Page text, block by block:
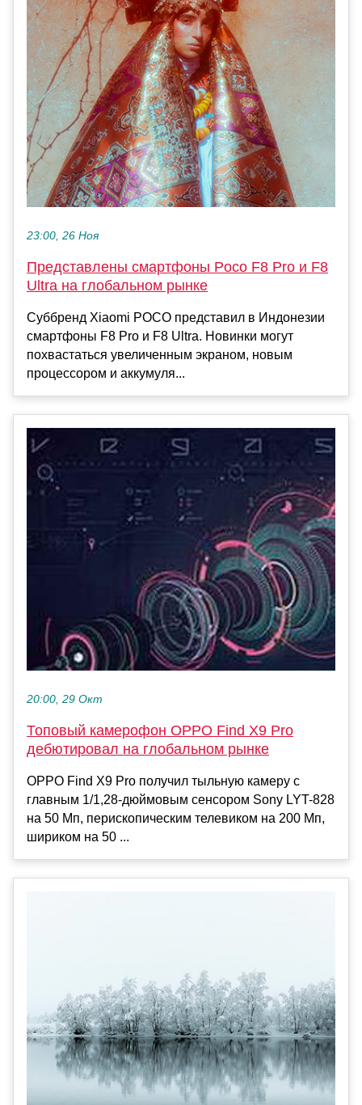
23:00, 26 Ноя
Представлены смартфоны Poco F8 Pro и F8
Ultra на глобальном рынке
Суббренд Xiaomi POCO представил в Индонезии
смартфоны F8 Pro и F8 Ultra. Новинки могут
похвастаться увеличенным экраном, новым
процессором и аккумуля...
20:00, 29 Окт
Топовый камерофон OPPO Find X9 Pro
дебютировал на глобальном рынке
OPPO Find X9 Pro получил тыльную камеру с
главным 1/1,28-дюймовым сенсором Sony LYT-828
на 50 Мп, перископическим телевиком на 200 Мп,
шириком на 50 ...